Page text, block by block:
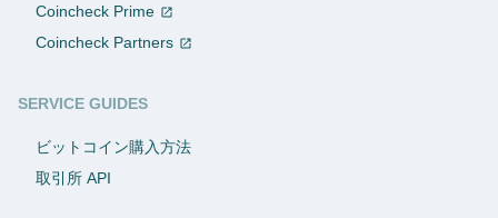
Coincheck Prime
Coincheck Partners
SERVICE GUIDES
ビットコイン購入方法
取引所 API